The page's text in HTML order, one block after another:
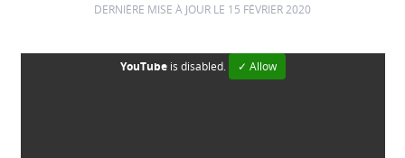
DERNIÈRE MISE À JOUR LE 15 FÉVRIER 2020
YouTubeis disabled. ✓ Allow